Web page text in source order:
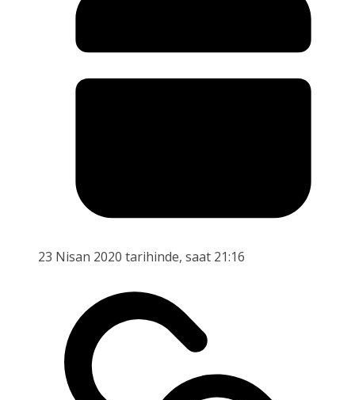
23 Nisan 2020 tarihinde, saat 21:16